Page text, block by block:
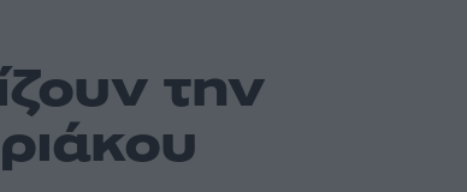
την